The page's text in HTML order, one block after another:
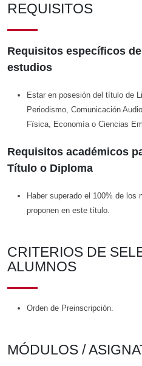
REQUISITOS
Requisitos específicos
estudios
Estar en posesión del título de
Periodismo, Comunicación
Fïsica, Economía o Ciencias
Requisitos académicos
Título o Diploma
Haber superado el 100% de los
proponen en este título.
CRITERIOS DE
ALUMNOS
Orden de Preinscripción.
MÓDULOS /